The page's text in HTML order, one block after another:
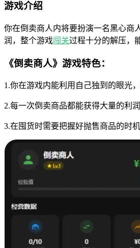
游戏介绍
你在倒卖商人内将要扮演一名黑心商
润，整个游戏闯关过程十分的解压，
《倒卖商人》游戏特色：
1.你在游戏内能利用自己独到的眼光
2.每一次倒卖商品都能获得大量的利
3.在囤货时需要把握好抛售商品的时